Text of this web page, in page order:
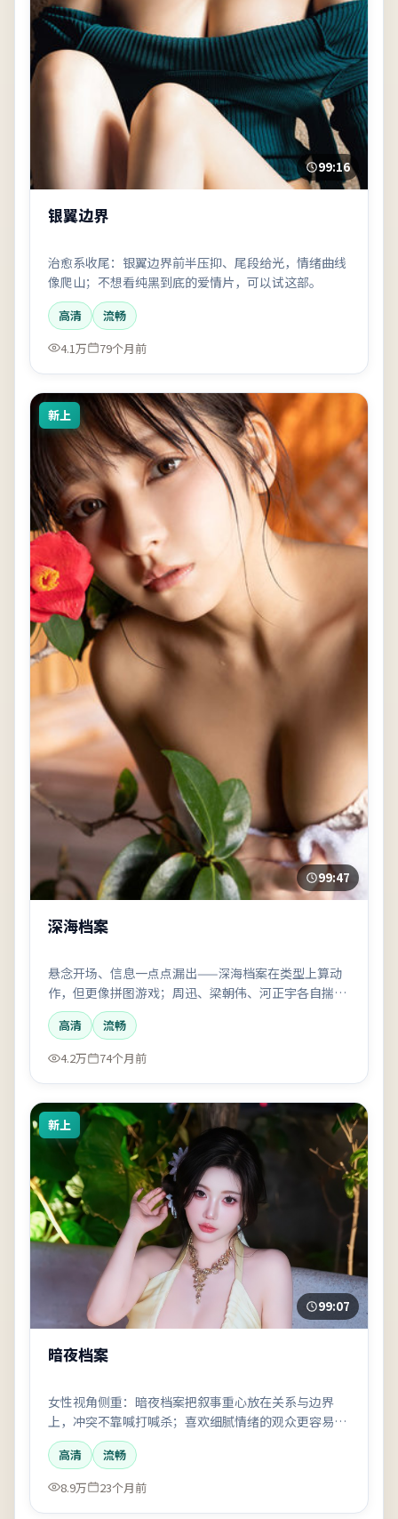
99:16
银翼边界
治愈系收尾：银翼边界前半压抑、尾段给光，情绪曲线
像爬山；不想看纯黑到底的爱情片，可以试这部。
高清
流畅
4.1万
79个月前
新上
99:47
深海档案
悬念开场、信息一点点漏出——深海档案在类型上算动
作，但更像拼图游戏；周迅、梁朝伟、河正宇各自揣着
半句真话，看到最后才拼圆。
高清
流畅
4.2万
74个月前
新上
99:07
暗夜档案
女性视角侧重：暗夜档案把叙事重心放在关系与边界
上，冲突不靠喊打喊杀；喜欢细腻情绪的观众更容易代
入。
高清
流畅
8.9万
23个月前